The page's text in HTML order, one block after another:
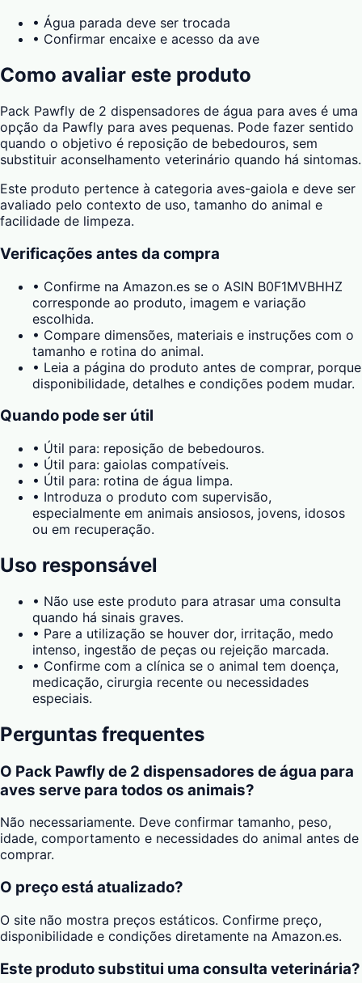
• Água parada deve ser trocada
• Confirmar encaixe e acesso da ave
Como avaliar este produto
Pack Pawfly de 2 dispensadores de água para aves é uma
opção da Pawfly para aves pequenas. Pode fazer sentido
quando o objetivo é reposição de bebedouros, sem
substituir aconselhamento veterinário quando há sintomas.
Este produto pertence à categoria aves-gaiola e deve ser
avaliado pelo contexto de uso, tamanho do animal e
facilidade de limpeza.
Verificações antes da compra
• Confirme na Amazon.es se o ASIN B0F1MVBHHZ
corresponde ao produto, imagem e variação
escolhida.
• Compare dimensões, materiais e instruções com o
tamanho e rotina do animal.
• Leia a página do produto antes de comprar, porque
disponibilidade, detalhes e condições podem mudar.
Quando pode ser útil
• Útil para: reposição de bebedouros.
• Útil para: gaiolas compatíveis.
• Útil para: rotina de água limpa.
• Introduza o produto com supervisão,
especialmente em animais ansiosos, jovens, idosos
ou em recuperação.
Uso responsável
• Não use este produto para atrasar uma consulta
quando há sinais graves.
• Pare a utilização se houver dor, irritação, medo
intenso, ingestão de peças ou rejeição marcada.
• Confirme com a clínica se o animal tem doença,
medicação, cirurgia recente ou necessidades
especiais.
Perguntas frequentes
O Pack Pawfly de 2 dispensadores de água para
aves serve para todos os animais?
Não necessariamente. Deve confirmar tamanho, peso,
idade, comportamento e necessidades do animal antes de
comprar.
O preço está atualizado?
O site não mostra preços estáticos. Confirme preço,
disponibilidade e condições diretamente na Amazon.es.
Este produto substitui uma consulta veterinária?